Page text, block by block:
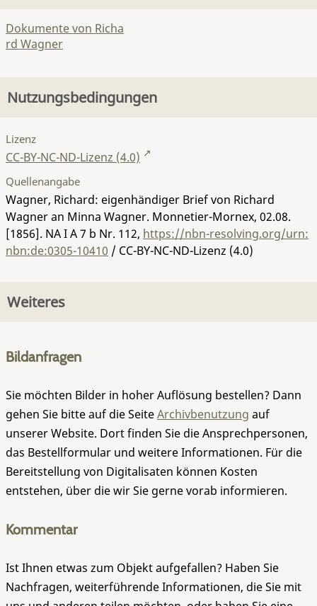
Dokumente von Richa
rd Wagner
Nutzungsbedingungen
Lizenz
CC-BY-NC-ND-Lizenz (4.0)
Quellenangabe
Wagner, Richard: eigenhändiger Brief von Richard
Wagner an Minna Wagner. Monnetier-Mornex, 02.08.
[1856]. NA I A 7 b Nr. 112, https://nbn-resolving.org/urn:
nbn:de:0305-10410 / CC-BY-NC-ND-Lizenz (4.0)
Weiteres
Bildanfragen
Sie möchten Bilder in hoher Auflösung bestellen? Dann
gehen Sie bitte auf die SeiteArchivbenutzung auf
unserer Website. Dort finden Sie die Ansprechpersonen,
das Bestellformular und weitere Informationen. Für die
Bereitstellung von Digitalisaten können Kosten
entstehen, über die wir Sie gerne vorab informieren.
Kommentar
Ist Ihnen etwas zum Objekt aufgefallen? Haben Sie
Nachfragen, weiterführende Informationen, die Sie mit